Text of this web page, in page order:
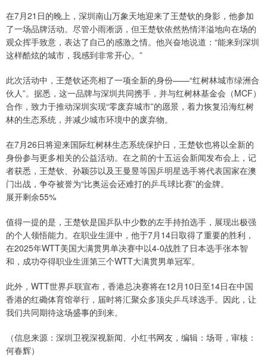
在7月21日的晚上，深圳南山万象天地迎来了王楚钦的身影，他参加
了一场品牌活动。尽管小雨淅沥，但王楚钦依然热情洋溢地向在场的
观众挥手致意，表达了自己的感激之情。他兴奋地说道：“能来到深圳
这样酷炫的城市，我感到非常开心。”
此次活动中，王楚钦还亮相了一项全新的身份——“红树林城市绿洲合
伙人”。据悉，这一品牌与深圳共同携手，并与红树林基金会（MCF）
合作，致力于推动深圳实现“零废弃城市”的愿景，着力恢复沿海红树
林的生态系统，并减少城市环境中的废弃物。
在7月26日将迎来国际红树林生态系统保护日，王楚钦也将以全新的
身份参与更多相关的公益活动。在之前的十五运会新闻发布会上，记
者获悉，王楚钦、孙颖莎以及王曼昱等国乒明星选手将代表国家在澳
门出战，争夺被誉为“比奥运会还难打的乒乓球比赛”的金牌。
展开剩余55%
值得一提的是，王楚钦是国乒队中少数的左手持拍选手，展现出极强
的个人领悟能力。在职业生涯中，他于7月14日取得了重要的胜利，
在2025年WTT美国大满贯男单决赛中以4-0战胜了日本选手张本智
和，成功夺得职业生涯第三个WTT大满贯男单冠军。
此外，WTT世界乒联宣布，香港总决赛将在12月10日至14日在中国
香港的红磡体育馆举行，届时将汇聚众多顶尖乒乓球选手。因此，让
我们共同期待这场盛事的到来。
（信息来源：深圳卫视深视新闻、小红书网友，编辑：场哥，审核：
何春辉）